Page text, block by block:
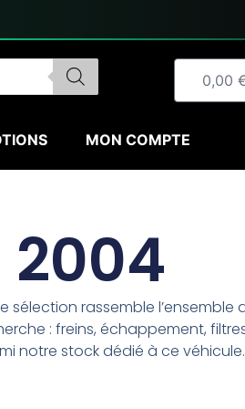
0,00
MON COMPTE
2004
sélection rassemble l’ensemble
: freins, échappement,
notre stock dédié à ce véhicule.